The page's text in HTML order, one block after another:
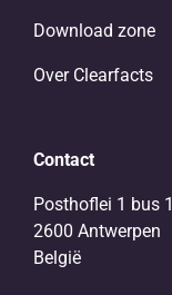
Download zone
Over Clearfacts
Contact
Posthoflei 1 bus 1
2600 Antwerpen
België